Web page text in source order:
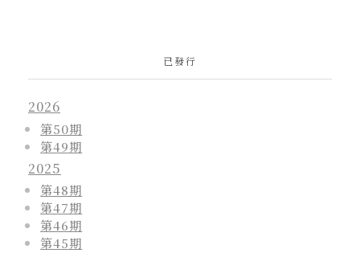
已發行
2026
第50期
第49期
2025
第48期
第47期
第46期
第45期